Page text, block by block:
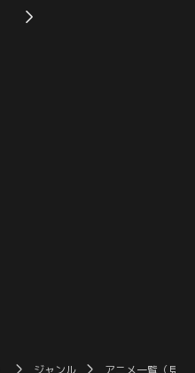
ムシ VS マンモスの帝王・インペリ
アルマンモス！勝つのはどっちだ～
ジャンル アニメ一覧（見放